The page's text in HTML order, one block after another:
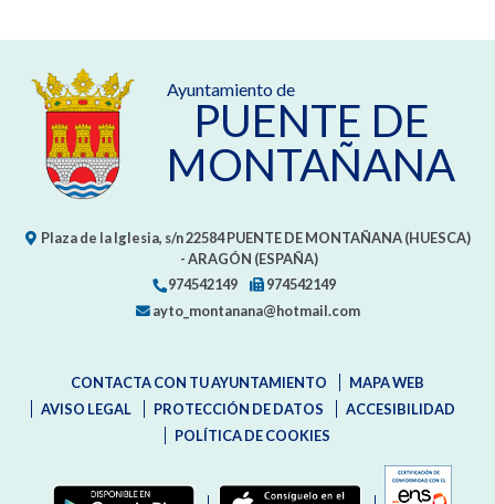
Ayuntamiento de
PUENTE DE
MONTAÑANA
Plaza de la Iglesia, s/n22584 PUENTE DE MONTAÑANA (HUESCA)
- ARAGÓN (ESPAÑA)
974542149
974542149
ayto_montanana@hotmail.com
CONTACTA CON TU AYUNTAMIENTO
MAPA WEB
AVISO LEGAL
PROTECCIÓN DE DATOS
ACCESIBILIDAD
POLÍTICA DE COOKIES